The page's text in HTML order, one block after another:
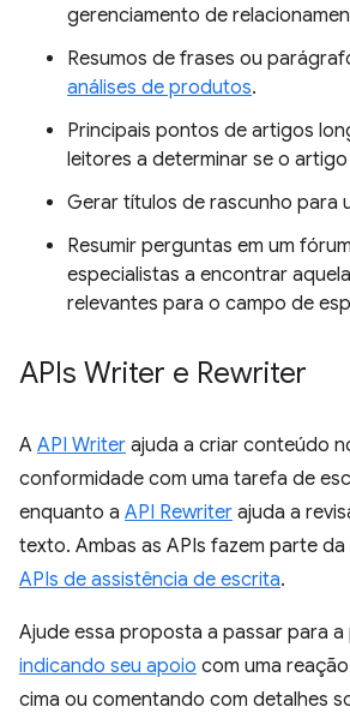
gerenciamento de
Resumos de frases ou
análises de produtos.
Principais pontos de artigos
leitores a determinar se o
Gerar títulos de rascunho para
Resumir perguntas em um
especialistas a encontrar
relevantes para o campo de
APIs Writer e Rewriter
A API Writer ajuda a criar conteúdo
conformidade com uma tarefa de
enquanto a API Rewriter ajuda a
texto. Ambas as APIs fazem parte da
APIs de assistência de escrita.
Ajude essa proposta a passar para
indicando seu apoio com uma
cima ou comentando com detalhes